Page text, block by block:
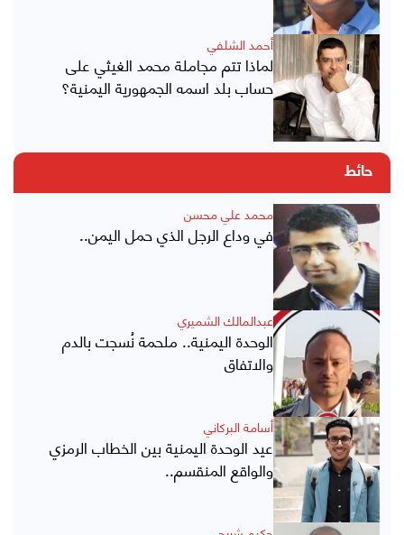
أحمد الشلفي
لماذا تتم مجاملة محمد الغيثي على
حساب بلد اسمه الجمهورية اليمنية؟
حائط
محمد علي محسن
في وداع الرجل الذي حمل اليمن..
عبدالمالك الشميري
الوحدة اليمنية.. ملحمة نُسجت بالدم
والاتفاق
أسامة البركاني
عيد الوحدة اليمنية بين الخطاب الرمزي
والواقع المنقسم..